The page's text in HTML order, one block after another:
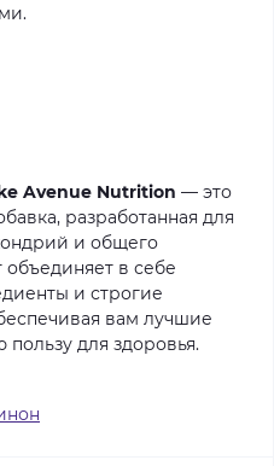
Avenue Nutrition — это
разработанная для
и общего
объединяет в себе
и строгие
вам лучшие
пользу для здоровья.